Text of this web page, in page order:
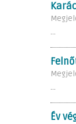
...
...
Év